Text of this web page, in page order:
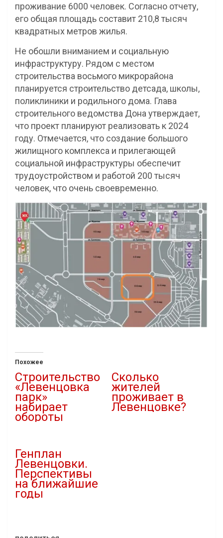
проживание 6000 человек. Согласно отчету,
его общая площадь составит 210,8 тысяч
квадратных метров жилья.
Не обошли вниманием и социальную
инфраструктуру. Рядом с местом
строительства восьмого микрорайона
планируется строительство детсада, школы,
поликлиники и родильного дома. Глава
строительного ведомства Дона утверждает,
что проект планируют реализовать к 2024
году. Отмечается, что создание большого
жилищного комплекса и прилегающей
социальной инфраструктуры обеспечит
трудоустройством и работой 200 тысяч
человек, что очень своевременно.
Похожее
Строительство
«Левенцовка
парк»
набирает
обороты
Сколько
жителей
проживает в
Левенцовке?
Генплан
Левенцовки.
Перспективы
на ближайшие
годы